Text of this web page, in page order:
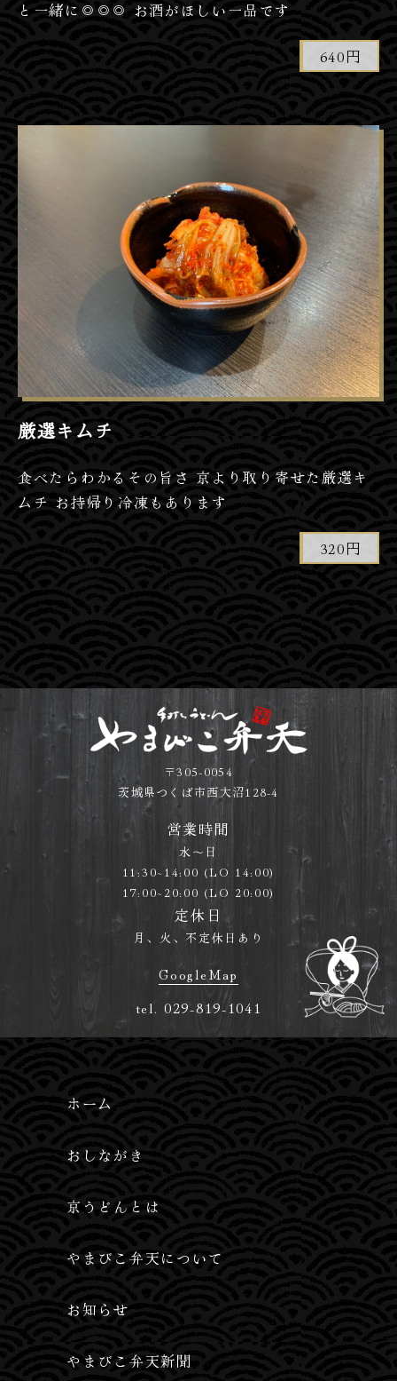
と一緒に◎◎◎ お酒がほしい一品です
640円
厳選キムチ
食べたらわかるその旨さ 京より取り寄せた厳選キ
ムチ お持帰り冷凍もあります
320円
〒305-0054
茨城県つくば市西大沼128-4
営業時間
水〜日
11:30~14:00 (LO 14:00)
17:00~20:00 (LO 20:00)
定休日
月、火、不定休日あり
GoogleMap
tel.029-819-1041
ホーム
おしながき
京うどんとは
やまびこ弁天について
お知らせ
やまびこ弁天新聞